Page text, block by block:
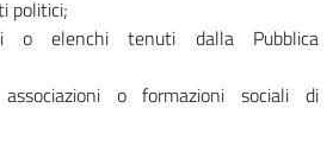
politici;
o elenchi tenuti dalla Pubblica
associazioni o formazioni sociali di